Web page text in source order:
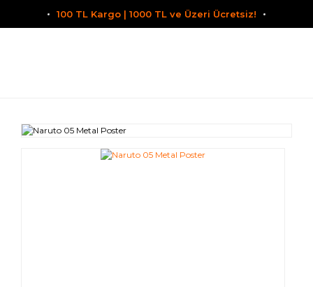
100 TL Kargo | 1000 TL ve Üzeri Ücretsiz!